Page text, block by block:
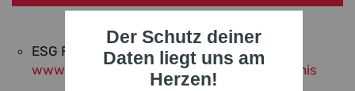
Der Schutz deiner
Daten liegt uns am
Herzen!
ESG Frankonia Karlsruhe
www.esgfrankonia.de/abteilungen/ringtennis